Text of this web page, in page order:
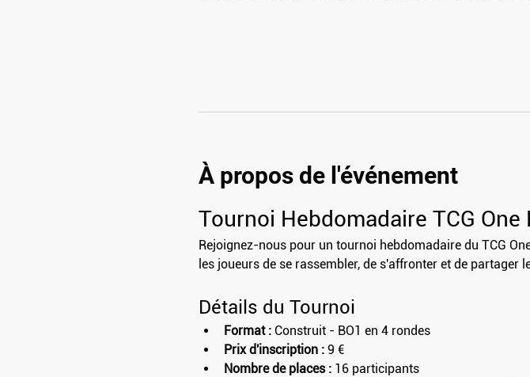
À propos de l'événement
Tournoi Hebdomadaire TCG One
Rejoignez-nous pour un tournoi hebdomadaire du TCG
les joueurs de se rassembler, de s'affronter et de partager
Détails du Tournoi
Format : Construit - BO1 en 4 rondes
Prix d'inscription : 9 €
Nombre de places : 16 participants